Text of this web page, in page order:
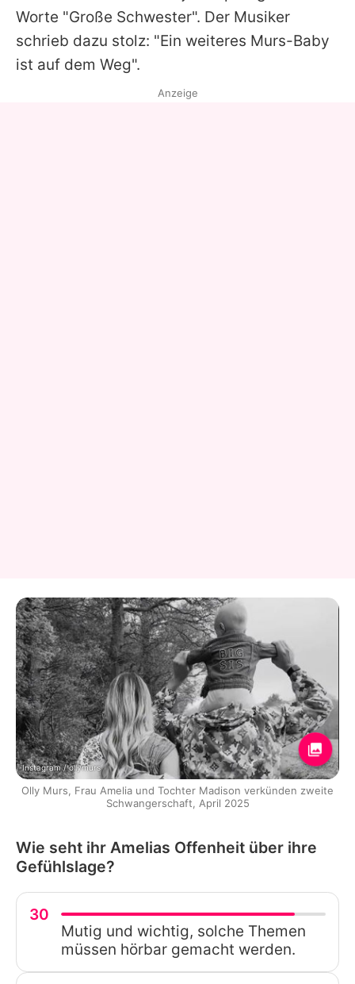
Worte "Große Schwester". Der Musiker
schrieb dazu stolz: "Ein weiteres Murs-Baby
ist auf dem Weg".
Anzeige
Instagram / ollymurs
Olly Murs, Frau Amelia und Tochter Madison verkünden zweite
Schwangerschaft, April 2025
Wie seht ihr Amelias Offenheit über ihre
Gefühlslage?
30
Mutig und wichtig, solche Themen
müssen hörbar gemacht werden.